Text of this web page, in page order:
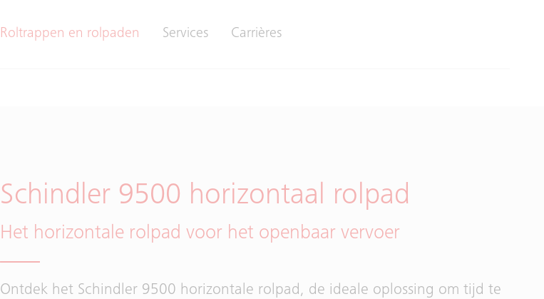
Roltrappen en rolpaden Services Carrières
Schindler 9500 horizontaal rolpad
Het horizontale rolpad voor het openbaar vervoer
Ontdek het Schindler 9500 horizontale rolpad, de ideale oplossing om tijd te